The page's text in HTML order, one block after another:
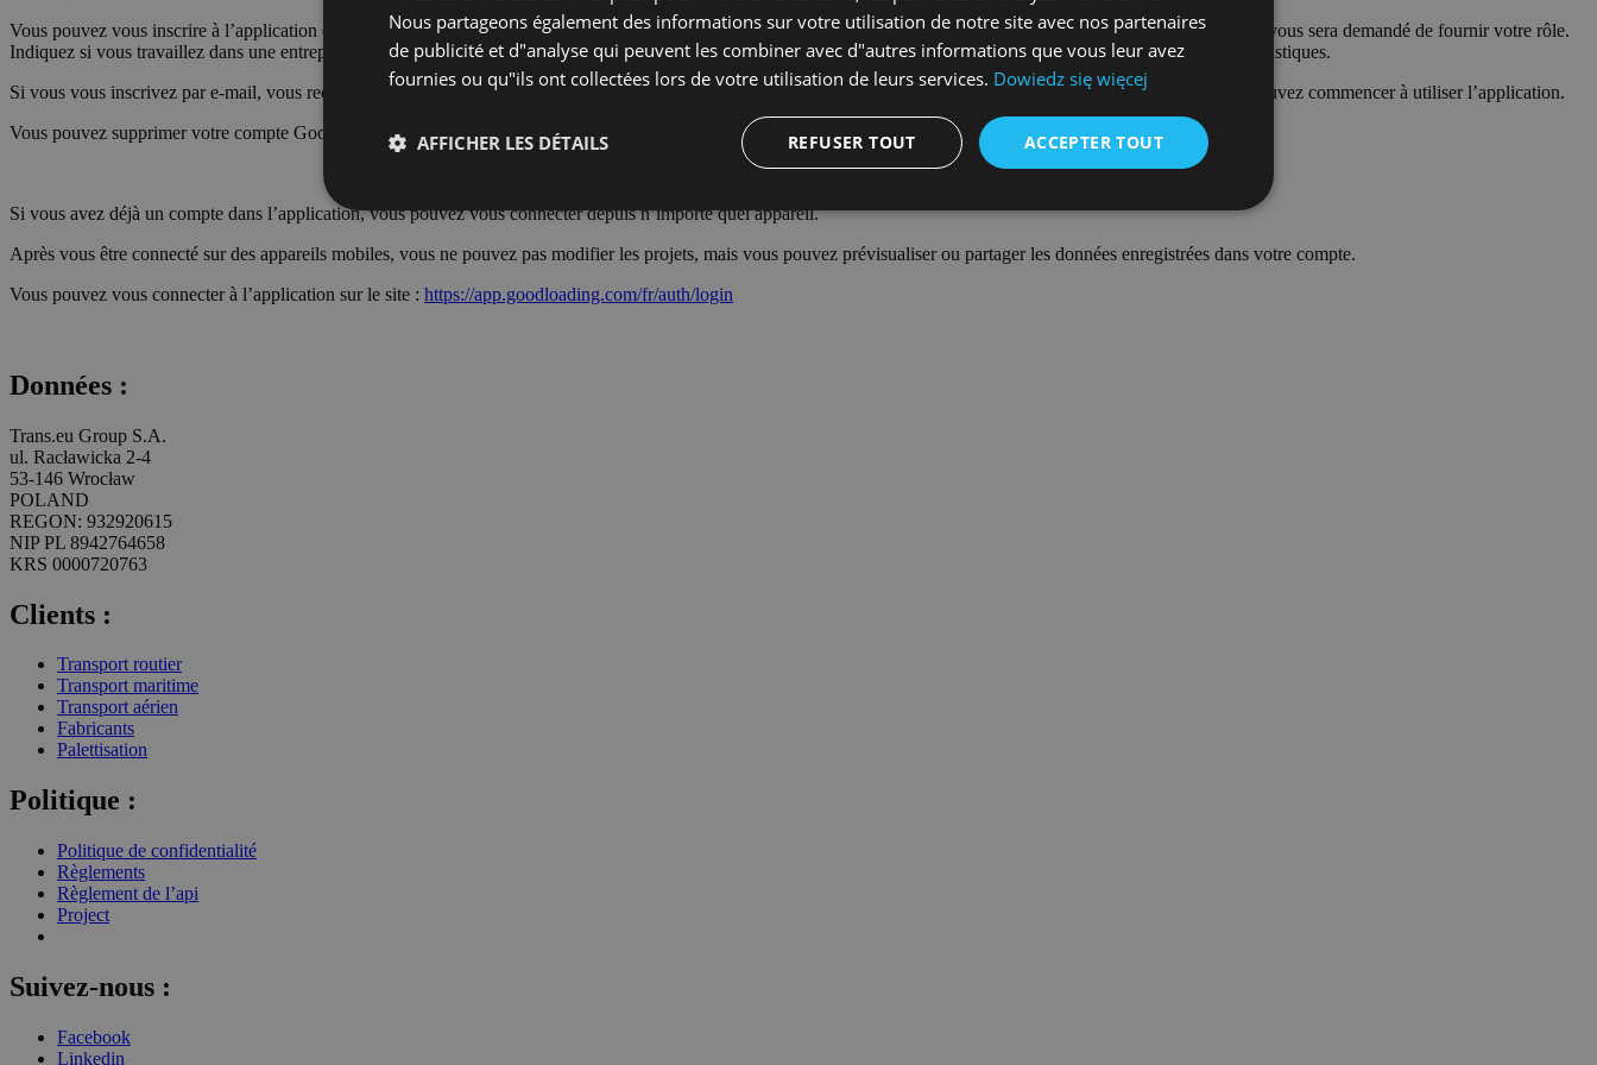
Vous pouvez vous inscrire à l’application en utilisant Google, Facebook, un compte TransID ou en entrant votre adresse e-mail. Lors de l’inscription via le formulaire, il vous sera demandé de fournir votre rôle.
Indiquez si vous travaillez dans une entreprise d’expédition, de transport ou de fabrication ou si vous êtes étudiant. Ces informations ne sont nécessaires qu’à des fins statistiques.
Si vous vous inscrivez par e-mail, vous recevrez un message avec un lien d’activation dans votre boîte aux lettres. Après avoir cliqué sur le lien de confirmation, vous pouvez commencer à utiliser l’application.
Vous pouvez supprimer votre compte Goodloading à tout moment.
Si vous avez déjà un compte dans l’application, vous pouvez vous connecter depuis n’importe quel appareil.
Après vous être connecté sur des appareils mobiles, vous ne pouvez pas modifier les projets, mais vous pouvez prévisualiser ou partager les données enregistrées dans votre compte.
Vous pouvez vous connecter à l’application sur le site : https://app.goodloading.com/fr/auth/login
Données :
Trans.eu Group S.A.
ul. Racławicka 2-4
53-146 Wrocław
POLAND
REGON: 932920615
NIP PL 8942764658
KRS 0000720763
Clients :
Transport routier
Transport maritime
Transport aérien
Fabricants
Palettisation
Politique :
Politique de confidentialité
Règlements
Règlement de l’api
Project
Suivez-nous :
Facebook
Linkedin
ENGLISH
SPANISH
Nous partageons également des informations sur votre utilisation de notre site avec nos partenaires
de publicité et d"analyse qui peuvent les combiner avec d"autres informations que vous leur avez
fournies ou qu"ils ont collectées lors de votre utilisation de leurs services. Dowiedz się więcej
ACCEPTER TOUT
REFUSER TOUT
AFFICHER LES DÉTAILS